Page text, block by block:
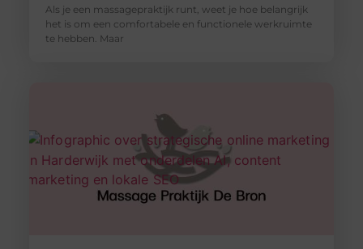
Als je een massagepraktijk runt, weet je hoe belangrijk
het is om een comfortabele en functionele werkruimte
te hebben. Maar